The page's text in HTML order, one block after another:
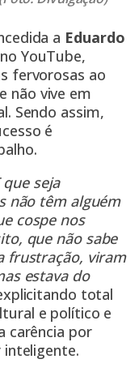
a Eduardo
YouTube,
fervorosas ao
não vive em
Sendo assim,
é
seja
não têm alguém
cospe nos
que não sabe
frustração, viram
estava do
total
e político e
carência por